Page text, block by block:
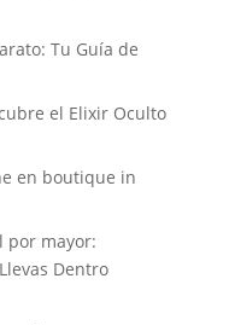
Tu Guía de
el Elixir Oculto
en boutique in
por mayor:
Dentro